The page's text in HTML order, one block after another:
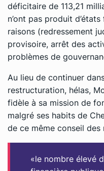
déficitaire de 113,21
n’ont pas produit
raisons (redressement
provisoire, arrêt des
problèmes de
Au lieu de continuer
restructuration, hélas,
fidèle à sa mission de
malgré ses habits de
de ce même conseil des
«le nombre élevé